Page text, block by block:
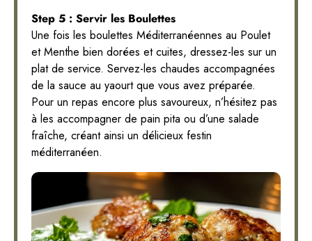
Step 5 : Servir les Boulettes
Une fois les boulettes Méditerranéennes au Poulet
et Menthe bien dorées et cuites, dressez-les sur un
plat de service. Servez-les chaudes accompagnées
de la sauce au yaourt que vous avez préparée.
Pour un repas encore plus savoureux, n’hésitez pas
à les accompagner de pain pita ou d’une salade
fraîche, créant ainsi un délicieux festin
méditerranéen.